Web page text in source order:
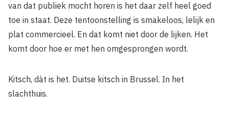
van dat publiek mocht horen is het daar zelf heel goed
toe in staat. Deze tentoonstelling is smakeloos, lelijk en
plat commercieel. En dat komt niet door de lijken. Het
komt door hoe er met hen omgesprongen wordt.
Kitsch, dàt is het. Duitse kitsch in Brussel. In het
slachthuis.